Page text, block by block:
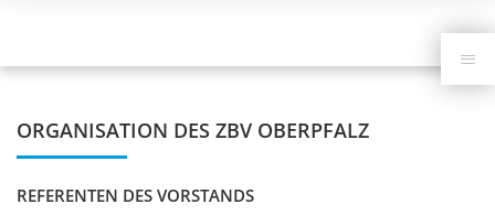
ORGANISATION DES ZBV OBERPFALZ
REFERENTEN DES VORSTANDS